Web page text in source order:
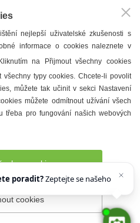
a galerie
meníčka
Správce webu
nejlepší uživatelské zkušenosti s
informace o cookies naleznete v
na Přijmout všechny cookies
typy cookies. Chcete-li povolit
můžete tak učinit v sekci Nastavení
můžete odmítnout užívání všech
třeba pro fungování našich webových
cookies
cookies
Zeptejte se našeho asistenta